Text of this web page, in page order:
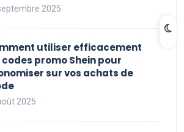
2025
utiliser efficacement
codes promo Shein pour
sur vos achats de
2025